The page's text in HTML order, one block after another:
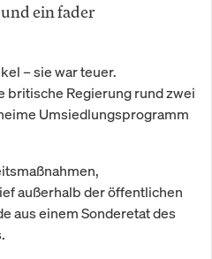
ein fader
– sie war teuer.
britische Regierung rund zwei
Umsiedlungsprogramm
außerhalb der öffentlichen
aus einem Sonderetat des